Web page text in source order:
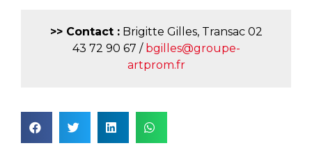
>> Contact :Brigitte Gilles, Transac 02
43 72 90 67 / bgilles@groupe-
artprom.fr